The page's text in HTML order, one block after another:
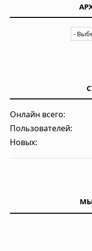
Онлайн всего:
Пользователей:
Новых: